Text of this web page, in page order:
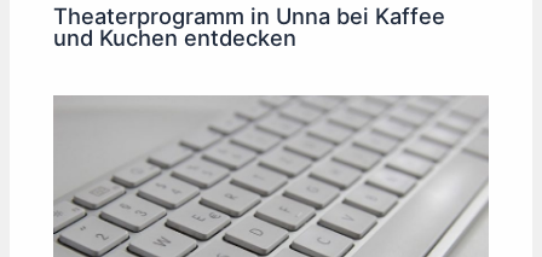
Theaterprogramm in Unna bei Kaffee
und Kuchen entdecken